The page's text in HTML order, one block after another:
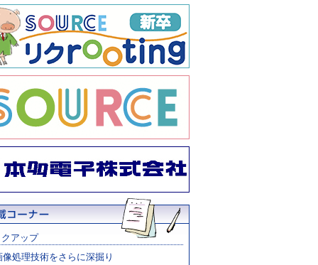
アップ
像処理技術をさらに深掘り